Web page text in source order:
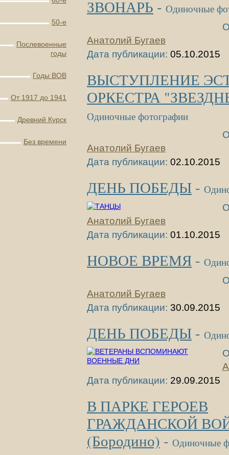
50-е
Послевоенные
годы
Годы ВОВ
От 1917 до 1941
Древний Курск
Без времени
ЗВОНАРЬ - Одиночные
Анатолий Бугаев
Дата публикации: 05.10.2015
ВЫСТУПЛЕНИЕ
ОРКЕСТРА
Одиночные фотографии
Анатолий Бугаев
Дата публикации: 02.10.2015
ДЕНЬ ПОБЕДЫ -
Анатолий Бугаев
Дата публикации: 01.10.2015
НОВОЕ ВРЕМЯ -
Анатолий Бугаев
Дата публикации: 30.09.2015
ДЕНЬ ПОБЕДЫ -
Дата публикации: 29.09.2015
В ПАРКЕ ГЕРОЕВ
ГРАЖДАНСКОЙ
(Бородино) - Одиночные